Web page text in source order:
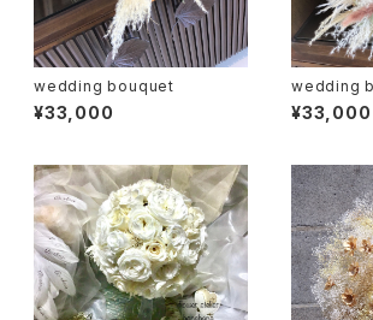
wedding bouquet
¥33,000
wedding
¥33,000